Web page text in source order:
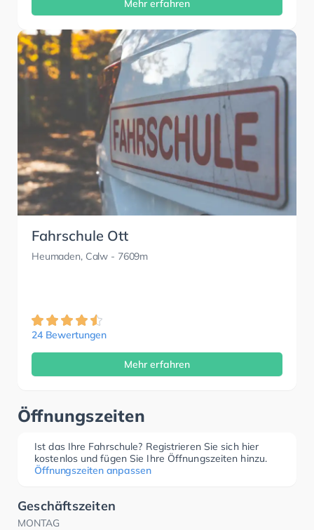
Mehr erfahren
Fahrschule Ott
Heumaden, Calw - 7609m
24 Bewertungen
Mehr erfahren
Öffnungszeiten
Ist das Ihre Fahrschule? Registrieren Sie sich hier
kostenlos und fügen Sie Ihre Öffnungszeiten hinzu.
Öffnungszeiten anpassen
Geschäftszeiten
MONTAG